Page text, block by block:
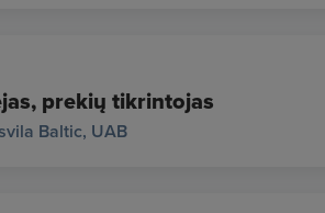
prekių tikrintojas
Baltic, UAB